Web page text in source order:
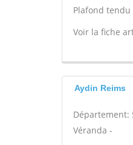
Plafond tendu
Voir la fiche
Aydin Reims
Département:
Véranda -